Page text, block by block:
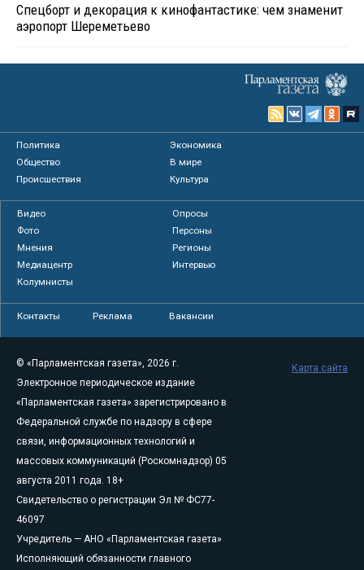
Спецборт и декорация к кинофантастике: чем знаменит
аэропорт Шереметьево
Политика
Экономика
Общество
В мире
Происшествия
Культура
Видео
Опросы
Фото
Персоны
Мнения
Регионы
Медиацентр
Интервью
Колумнисты
Контакты Реклама Вакансии
© «Парламентская газета», 2026 г.
Электронное периодическое издание
«Парламентская газета» зарегистрировано в
Федеральной службе по надзору в сфере
связи, информационных технологий и
массовых коммуникаций (Роскомнадзор) 05
августа 2011 года. 18+
Свидетельство о регистрации Эл № ФС77-
46097
Учредитель — АНО «Парламентская газета»
Исполняющий обязанности главного
Карта сайта